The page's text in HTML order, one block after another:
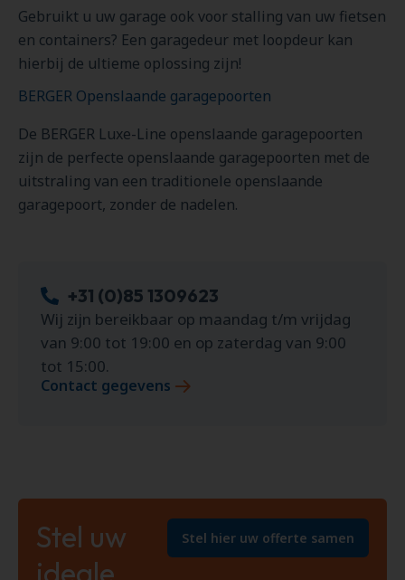
Gebruikt u uw garage ook voor stalling van uw fietsen
en containers? Een garagedeur met loopdeur kan
hierbij de ultieme oplossing zijn!
BERGER Openslaande garagepoorten
De BERGER Luxe-Line openslaande garagepoorten
zijn de perfecte openslaande garagepoorten met de
uitstraling van een traditionele openslaande
garagepoort, zonder de nadelen.
+31 (0)85 1309623
Wij zijn bereikbaar op maandag t/m vrijdag
van 9:00 tot 19:00 en op zaterdag van 9:00
tot 15:00.
Contact gegevens
Stel uw
ideale
Stel hier uw offerte samen